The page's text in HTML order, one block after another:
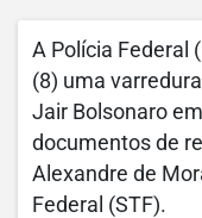
A Polícia Federal
(8) uma
Jair Bolsonaro
documentos de
Alexandre de
Federal (STF).